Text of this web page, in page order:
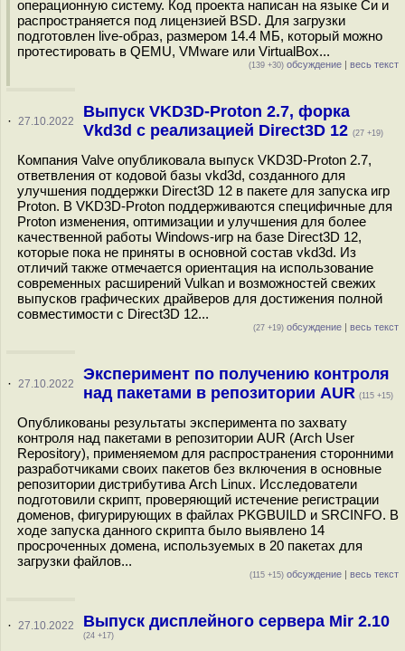
операционную систему. Код проекта написан на языке Си и
распространяется под лицензией BSD. Для загрузки
подготовлен live-образ, размером 14.4 МБ, который можно
протестировать в QEMU, VMware или VirtualBox...
(139 +30) обсуждение | весь текст
· 27.10.2022
Выпуск VKD3D-Proton 2.7, форка
Vkd3d с реализацией Direct3D 12 (27 +19)
Компания Valve опубликовала выпуск VKD3D-Proton 2.7,
ответвления от кодовой базы vkd3d, созданного для
улучшения поддержки Direct3D 12 в пакете для запуска игр
Proton. В VKD3D-Proton поддерживаются специфичные для
Proton изменения, оптимизации и улучшения для более
качественной работы Windows-игр на базе Direct3D 12,
которые пока не приняты в основной состав vkd3d. Из
отличий также отмечается ориентация на использование
современных расширений Vulkan и возможностей свежих
выпусков графических драйверов для достижения полной
совместимости с Direct3D 12...
(27 +19) обсуждение | весь текст
· 27.10.2022
Эксперимент по получению контроля
над пакетами в репозитории AUR (115 +15)
Опубликованы результаты эксперимента по захвату
контроля над пакетами в репозитории AUR (Arch User
Repository), применяемом для распространения сторонними
разработчиками своих пакетов без включения в основные
репозитории дистрибутива Arch Linux. Исследователи
подготовили скрипт, проверяющий истечение регистрации
доменов, фигурирующих в файлах PKGBUILD и SRCINFO. В
ходе запуска данного скрипта было выявлено 14
просроченных домена, используемых в 20 пакетах для
загрузки файлов...
(115 +15) обсуждение | весь текст
· 27.10.2022 Выпуск дисплейного сервера Mir 2.10
(24 +17)